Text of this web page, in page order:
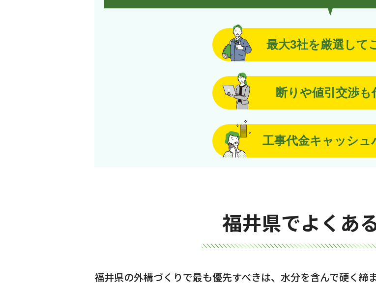
最大3社を厳選して
断りや値引交渉も
工事代金キャッシュ
福井県でよくあ
福井県の外構づくりで最も優先すべきは、水分を含んで硬く締